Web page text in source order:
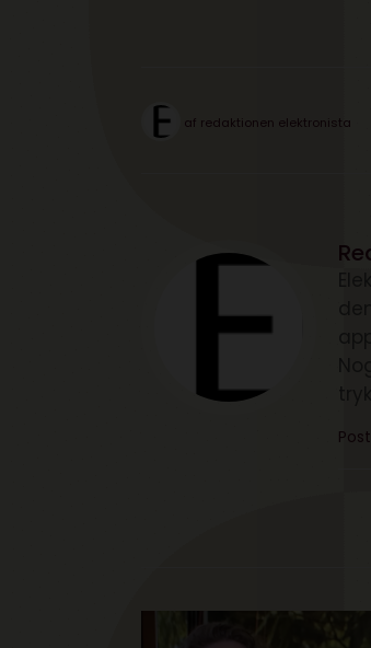
af redaktionen elektronista